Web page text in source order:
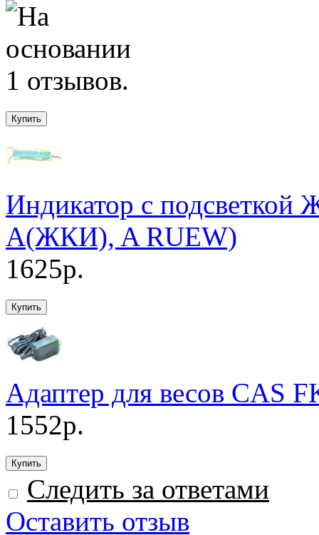
Индикатор с
A(ЖКИ), A RUEW)
1625р.
Адаптер для весов CAS
1552р.
Следить за ответами
Оставить отзыв